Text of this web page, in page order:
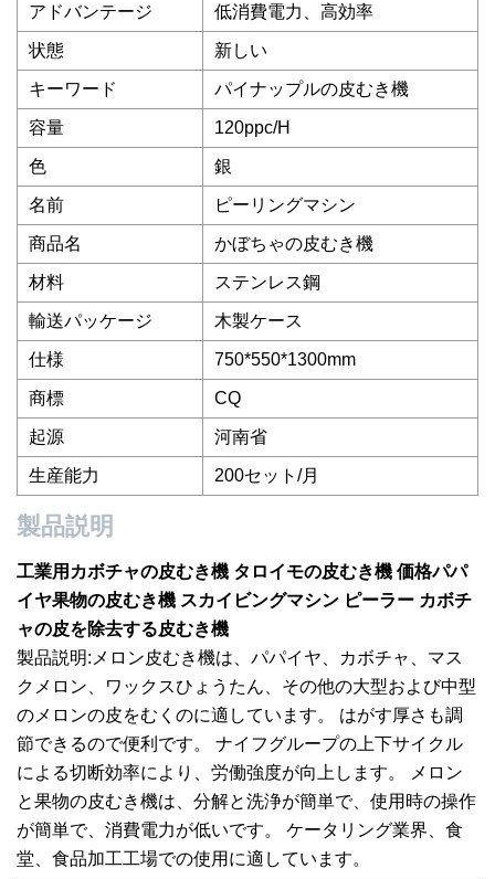
アドバンテージ 低消費電力、高効率
状態 新しい
キーワード パイナップルの皮むき機
容量 120ppc/H
色 銀
名前 ピーリングマシン
商品名 かぼちゃの皮むき機
材料 ステンレス鋼
輸送パッケージ 木製ケース
仕様 750*550*1300mm
商標 CQ
起源 河南省
生産能力 200セット/月
製品説明
工業用カボチャの皮むき機 タロイモの皮むき機 価格パパ
イヤ果物の皮むき機 スカイビングマシン ピーラー カボチ
ャの皮を除去する皮むき機
製品説明:メロン皮むき機は、パパイヤ、カボチャ、マス
クメロン、ワックスひょうたん、その他の大型および中型
のメロンの皮をむくのに適しています。 はがす厚さも調
節できるので便利です。 ナイフグループの上下サイクル
による切断効率により、労働強度が向上します。 メロン
と果物の皮むき機は、分解と洗浄が簡単で、使用時の操作
が簡単で、消費電力が低いです。 ケータリング業界、食
堂、食品加工工場での使用に適しています。